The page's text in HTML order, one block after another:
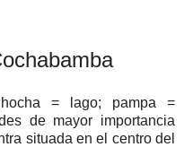
= lago; pampa =
de mayor importancia
situada en el centro del